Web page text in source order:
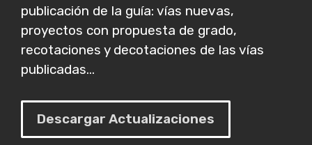
publicación de la guía: vías nuevas,
proyectos con propuesta de grado,
recotaciones y decotaciones de las vías
publicadas...
Descargar Actualizaciones